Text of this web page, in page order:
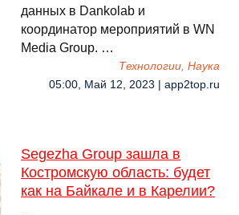
данных в Dankolab и
координатор мероприятий в WN
Media Group. …
Технологии, Наука
05:00, Май 12, 2023 | app2top.ru
Segezha Group зашла в
Костромскую область: будет
как на Байкале и в Карелии?